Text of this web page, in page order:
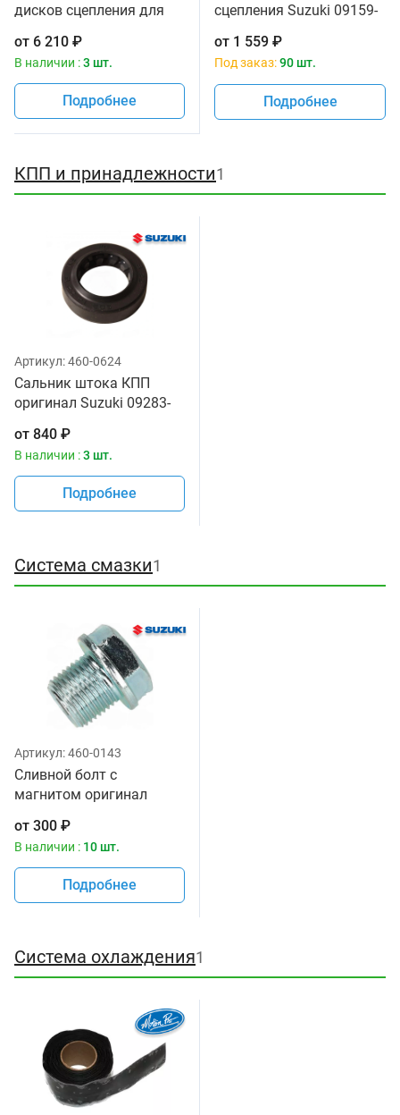
дисков сцепления для
GSR600 SBS 50347
от 6 210 ₽
В наличии :3 шт.
Подробнее
сцепления Suzuki 09159-
от 1 559 ₽
Под заказ:90 шт.
Подробнее
КПП и принадлежности1
Артикул:460-0624
Сальник штока КПП
оригинал Suzuki 09283-
от 840 ₽
В наличии :3 шт.
Подробнее
Система смазки1
Артикул:460-0143
Сливной болт с
магнитом оригинал
от 300 ₽
В наличии : 10 шт.
Подробнее
Система охлаждения1